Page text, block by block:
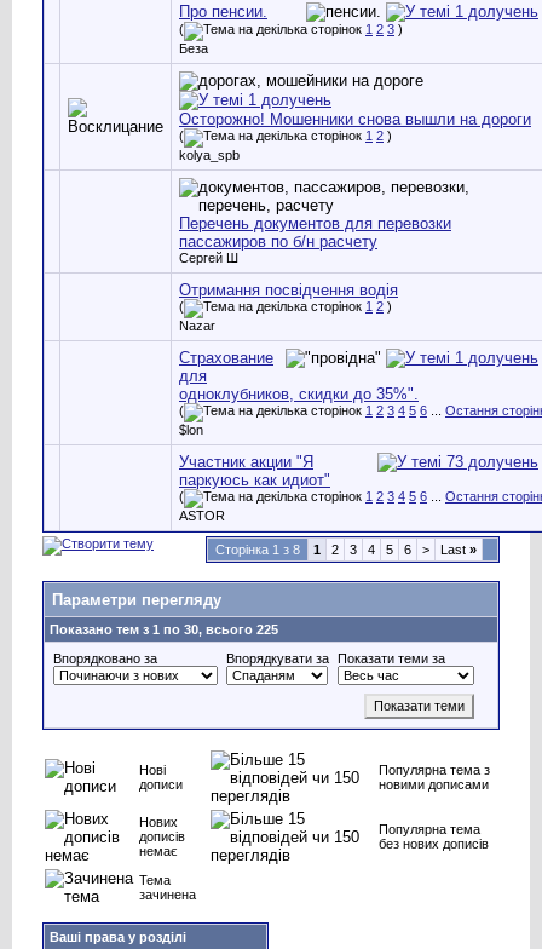
Про пенсии.
( 1 2 3 )
Беза
Осторожно! Мошенники снова вышли на дороги
( 1 2 )
kolya_spb
Перечень документов для перевозки
пассажиров по б/н расчету
Сергей Ш
Отримання посвідчення водія
( 1 2 )
Nazar
Страхование
для
одноклубников, скидки до 35%".
( 1 2 3 4 5 6
Остання
$lon
Участник акции "Я
паркуюсь как идиот"
( 1 2 3 4 5 6
Остання
ASTOR
Сторінка 1 з 8 1 2 3 4 5 6 > Last »
Параметри перегляду
Показано тем з 1 по 30, всього 225
Впорядковано за
Впорядкувати за Показати теми за
Нові
дописи
Популярна тема з
новими дописами
Нових
дописів
немає
Популярна тема
без нових дописів
Тема
зачинена
Ваші права у розділі